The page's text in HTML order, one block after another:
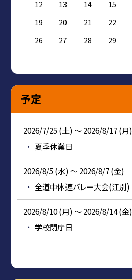
12 13 14 15
19
20 21 22
26
27 28 29
予定
2026/7/25 (土) ～ 2026/8/17 (月)
夏季休業日
2026/8/5 (水) ～ 2026/8/7 (金)
全道中体連バレー大会(江別)
2026/8/10 (月) ～ 2026/8/14 (金)
学校閉庁日